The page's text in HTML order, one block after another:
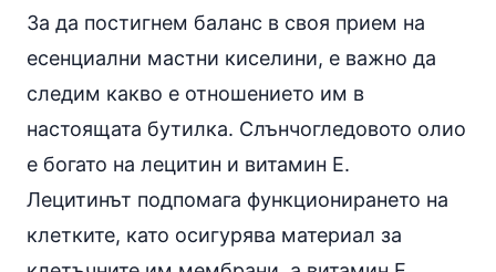
За да постигнем баланс в своя прием на
есенциални мастни киселини, е важно да
следим какво е отношението им в
настоящата бутилка. Слънчогледовото олио
е богато на лецитин и витамин Е.
Лецитинът подпомага функционирането на
клетките, като осигурява материал за